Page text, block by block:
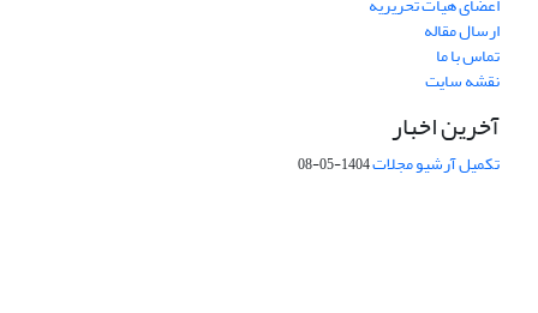
ارسال مقاله
تماس با ما
نقشه سایت
آخرین اخبار
تکمیل آرشیو مجلات1404-05-08